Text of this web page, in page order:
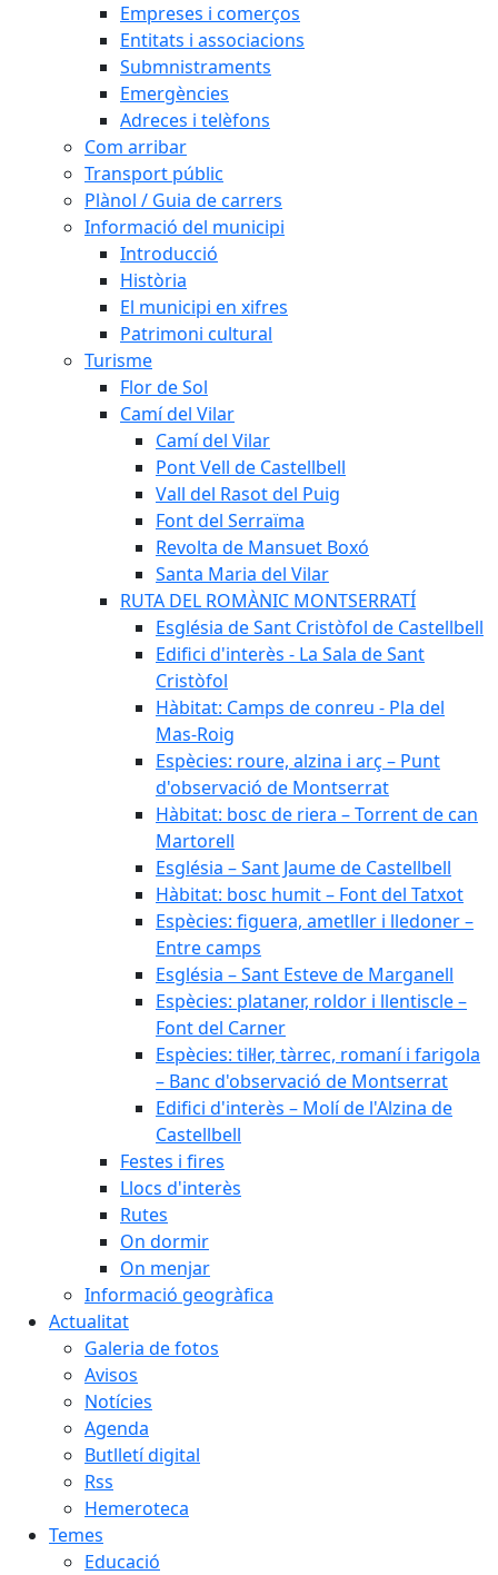
Empreses i comerços
Entitats i associacions
Submnistraments
Emergències
Adreces i telèfons
Com arribar
Transport públic
Plànol / Guia de carrers
Informació del municipi
Introducció
Història
El municipi en xifres
Patrimoni cultural
Turisme
Flor de Sol
Camí del Vilar
Camí del Vilar
Pont Vell de Castellbell
Vall del Rasot del Puig
Font del Serraïma
Revolta de Mansuet Boxó
Santa Maria del Vilar
RUTA DEL ROMÀNIC MONTSERRATÍ
Església de Sant Cristòfol de Castellbell
Edifici d'interès - La Sala de Sant
Cristòfol
Hàbitat: Camps de conreu - Pla del
Mas-Roig
Espècies: roure, alzina i arç – Punt
d'observació de Montserrat
Hàbitat: bosc de riera – Torrent de can
Martorell
Església – Sant Jaume de Castellbell
Hàbitat: bosc humit – Font del Tatxot
Espècies: figuera, ametller i lledoner –
Entre camps
Església – Sant Esteve de Marganell
Espècies: plataner, roldor i llentiscle –
Font del Carner
Espècies: til·ler, tàrrec, romaní i farigola
– Banc d'observació de Montserrat
Edifici d'interès – Molí de l'Alzina de
Castellbell
Festes i fires
Llocs d'interès
Rutes
On dormir
On menjar
Informació geogràfica
Actualitat
Galeria de fotos
Avisos
Notícies
Agenda
Butlletí digital
Rss
Hemeroteca
Temes
Educació